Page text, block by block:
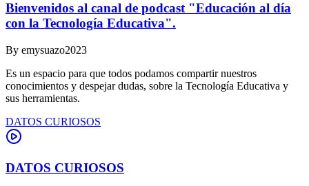
Bienvenidos al canal de podcast "Educación al día
con la Tecnología Educativa".
By emysuazo2023
Es un espacio para que todos podamos compartir nuestros
conocimientos y despejar dudas, sobre la Tecnología Educativa y
sus herramientas.
DATOS CURIOSOS
DATOS CURIOSOS